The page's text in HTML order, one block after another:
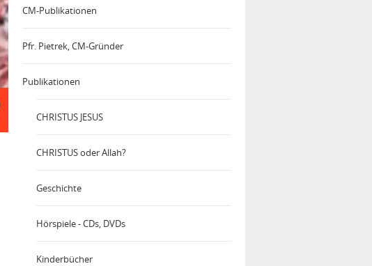
CM-Publikationen
Pfr. Pietrek, CM-Gründer
Publikationen
CHRISTUS JESUS
CHRISTUS oder Allah?
Geschichte
Hörspiele - CDs, DVDs
Kinderbücher